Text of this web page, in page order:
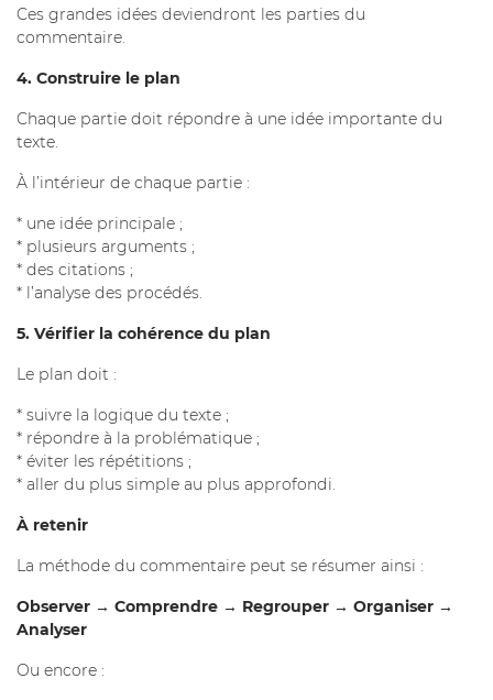
Ces grandes idées deviendront les parties du
commentaire.
4. Construire le plan
Chaque partie doit répondre à une idée importante du
texte.
À l’intérieur de chaque partie :
* une idée principale ;
* plusieurs arguments ;
* des citations ;
* l’analyse des procédés.
5. Vérifier la cohérence du plan
Le plan doit :
* suivre la logique du texte ;
* répondre à la problématique ;
* éviter les répétitions ;
* aller du plus simple au plus approfondi.
À retenir
La méthode du commentaire peut se résumer ainsi :
Observer → Comprendre → Regrouper → Organiser →
Analyser
Ou encore :